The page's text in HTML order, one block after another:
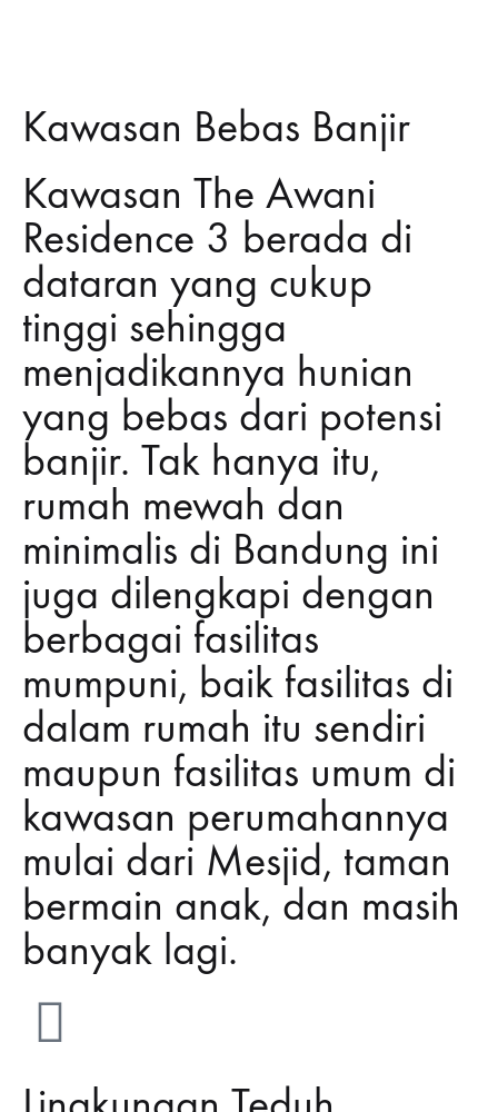
Kawasan Bebas Banjir
Kawasan The Awani
Residence 3 berada di
dataran yang cukup
tinggi sehingga
menjadikannya hunian
yang bebas dari potensi
banjir. Tak hanya itu,
rumah mewah dan
minimalis di Bandung ini
juga dilengkapi dengan
berbagai fasilitas
mumpuni, baik fasilitas di
dalam rumah itu sendiri
maupun fasilitas umum di
kawasan perumahannya
mulai dari Mesjid, taman
bermain anak, dan masih
banyak lagi.